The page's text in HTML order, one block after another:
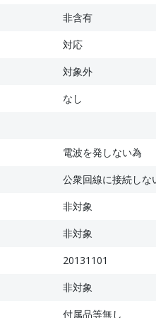
非含有
対応
対象外
なし
電波を発しない為
公衆回線に接続しな
非対象
非対象
20131101
非対象
付属品等無し